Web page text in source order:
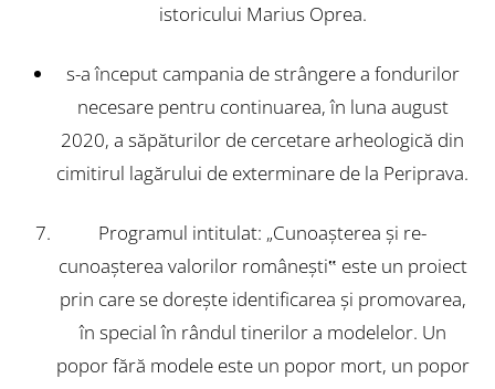
istoricului Marius Oprea.
s-a început campania de strângere a fondurilor
necesare pentru continuarea, în luna august
2020, a săpăturilor de cercetare arheologică din
cimitirul lagărului de exterminare de la Periprava.
Programul intitulat: „Cunoaşterea şi re-
cunoaşterea valorilor româneşti‟ este un proiect
prin care se doreşte identificarea şi promovarea,
în special în rândul tinerilor a modelelor. Un
popor fără modele este un popor mort, un popor